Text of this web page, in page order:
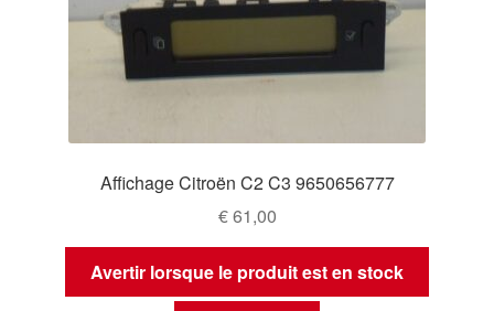
Affichage Citroën C2 C3 9650656777
€61,00
Avertir lorsque le produit est en stock